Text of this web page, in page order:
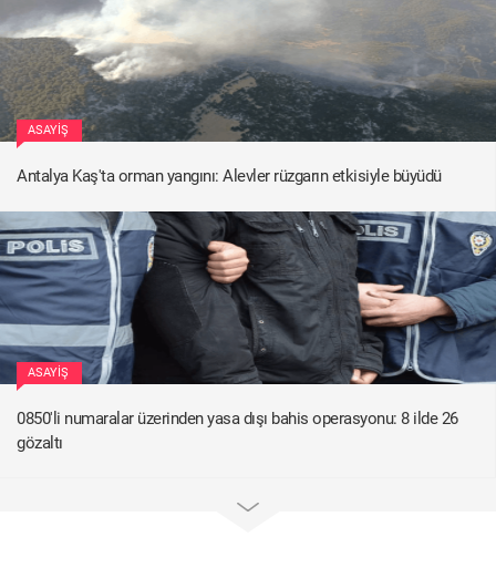
ASAYIŞ
Antalya Kaş'ta orman yangını: Alevler rüzgarın etkisiyle büyüdü
ASAYIŞ
0850'li numaralar üzerinden yasa dışı bahis operasyonu: 8 ilde 26
gözaltı